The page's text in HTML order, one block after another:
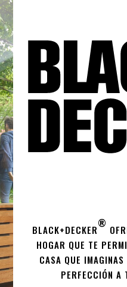
BLACK+DECKER
®
HOGAR QUE TE
CASA QUE
PERFECCIÓN